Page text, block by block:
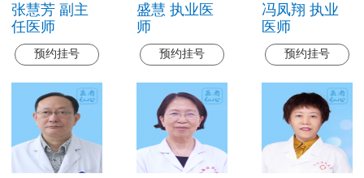
张慧芳 副主
任医师
预约挂号
盛慧 执业医
师
预约挂号
冯凤翔 执业
医师
预约挂号